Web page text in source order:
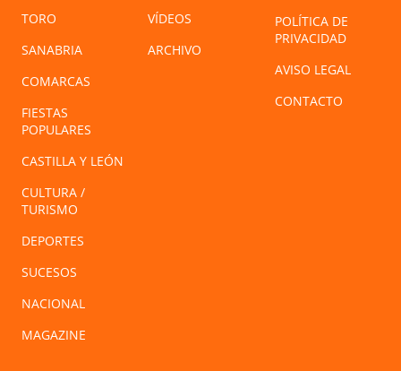
TORO
SANABRIA
COMARCAS
FIESTAS
POPULARES
CASTILLA Y LEÓN
CULTURA /
TURISMO
DEPORTES
SUCESOS
NACIONAL
MAGAZINE
VÍDEOS
ARCHIVO
POLÍTICA DE
PRIVACIDAD
AVISO LEGAL
CONTACTO